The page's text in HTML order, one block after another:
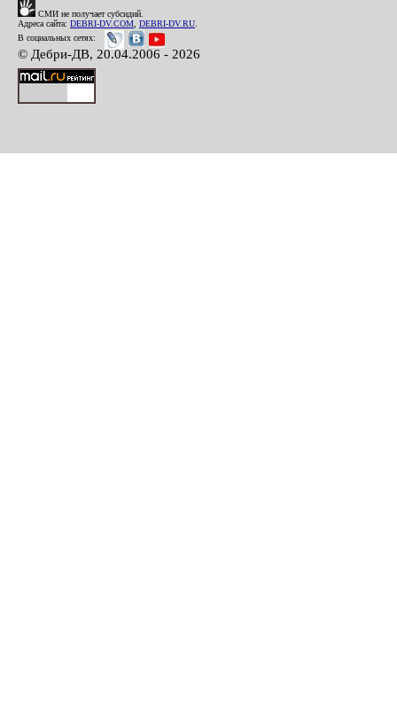
СМИ не получает субсидий.
Адреса сайта: DEBRI-DV.COM DEBRI-DV.RU
В социальных сетях:
© Дебри-ДВ, 20.04.2006 - 2026